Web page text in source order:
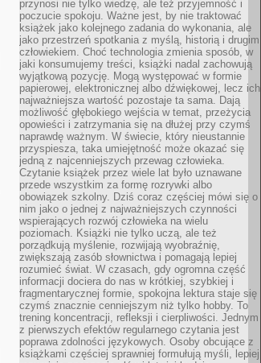
przynosi nie tylko wiedzę, ale też przyjemność i
poczucie spokoju. Ważne jest, by nie traktować
książek jako kolejnego zadania do wykonania, ale
jako przestrzeń spotkania z myślą, historią i drugim
człowiekiem. Choć technologia zmienia sposób, w
jaki konsumujemy treści, książki nadal zachowują
wyjątkową pozycję. Mogą występować w formie
papierowej, elektronicznej albo dźwiękowej, lecz ich
najważniejsza wartość pozostaje ta sama. Dają
możliwość głębokiego wejścia w temat, przeżycia
opowieści i zatrzymania się na dłużej przy czymś
naprawdę ważnym. W świecie, który nieustannie
przyspiesza, taka umiejętność może okazać się
jedną z najcenniejszych przewag człowieka.
Czytanie książek przez wiele lat było uznawane
przede wszystkim za formę rozrywki albo
obowiązek szkolny. Dziś coraz częściej mówi się o
nim jako o jednej z najważniejszych czynności
wspierających rozwój człowieka na wielu
poziomach. Książki nie tylko uczą, ale też
porządkują myślenie, rozwijają wyobraźnię,
zwiększają zasób słownictwa i pomagają lepiej
rozumieć świat. W czasach, gdy ogromna część
informacji dociera do nas w krótkiej, szybkiej i
fragmentarycznej formie, spokojna lektura staje się
czymś znacznie cenniejszym niż tylko hobby. To
trening koncentracji, refleksji i cierpliwości. Jednym
z pierwszych efektów regularnego czytania jest
poprawa zdolności językowych. Osoby obcujące z
książkami częściej sprawniej formułują myśli, lepiej